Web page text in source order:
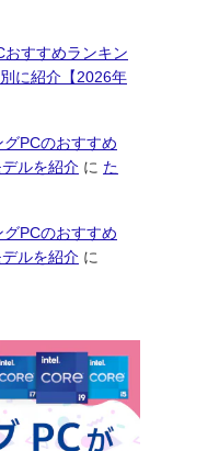
おすすめランキン
に紹介【2026年
グPCのおすすめ
ルを紹介 に た
グPCのおすすめ
ルを紹介 に